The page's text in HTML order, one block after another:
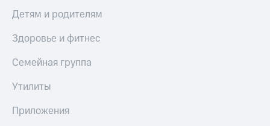
Детям и родителям
Здоровье и фитнес
Семейная группа
Утилиты
Приложения